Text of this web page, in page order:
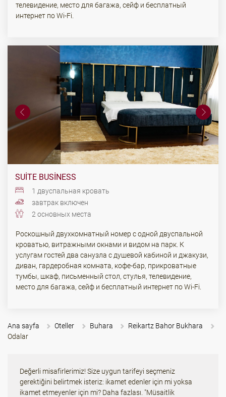
телевидение, место для багажа, сейф и бесплатный
интернет по Wi-Fi.
SUITE BUSINESS
1 двуспальная кровать
завтрак включен
2 основных места
Роскошный двухкомнатный номер с одной двуспальной
кроватью, витражными окнами и видом на парк. К
услугам гостей два санузла с душевой кабиной и джакузи,
диван, гардеробная комната, кофе-бар, прикроватные
тумбы, шкаф, письменный стол, стулья, телевидение,
место для багажа, сейф и бесплатный интернет по Wi-Fi.
Ana sayfa Oteller Buhara
Reikartz Bahor Bukhara
Odalar
Değerli misafirlerimiz! Size uygun tarifeyi seçmeniz
gerektiğini belirtmek isteriz: ikamet edenler için mi yoksa
ikamet etmeyenler için mi? Daha fazlası. "Müsaitlik